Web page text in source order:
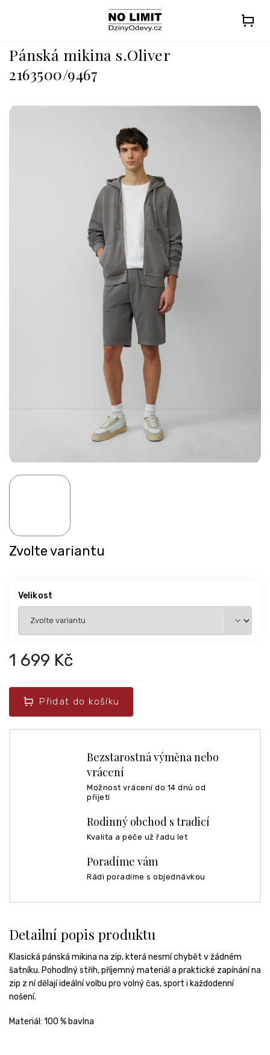
Pánská mikina s.Oliver
2163500/9467
1 699 Kč
Zvolte variantu
Velikost
Přidat do košíku
Bezstarostná výměna nebo
vrácení
Možnost vrácení do 14 dnů od
přijetí
Rodinný obchod s tradicí
Kvalita a péče už řadu let
Poradíme vám
Rádi poradíme s objednávkou
Detailní popis produktu
Klasická pánská mikina na zip, která nesmí chybět v žádném
šatníku. Pohodlný střih, příjemný materiál a praktické zapínání na
zip z ní dělají ideální volbu pro volný čas, sport i každodenní
nošení.
Materiál: 100 % bavlna